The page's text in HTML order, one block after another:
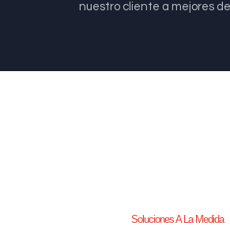
nuestro cliente a mejores
Soluciones A La Medida